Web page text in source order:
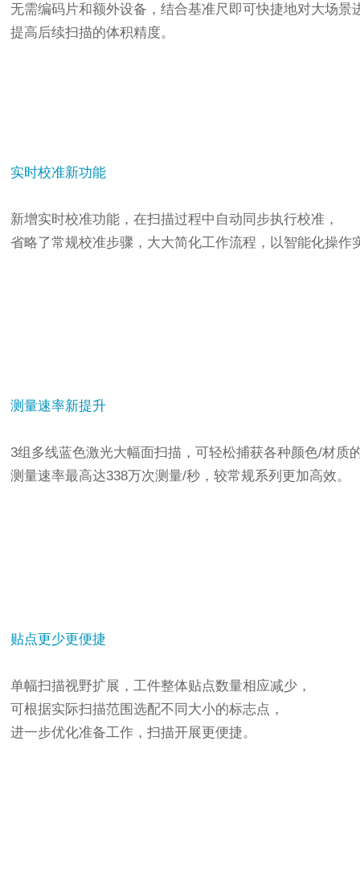
无需编码片和额外设备，结合基准尺即可快捷地对大场景
提高后续扫描的体积精度。
实时校准新功能
新增实时校准功能，在扫描过程中自动同步执行校准，
省略了常规校准步骤，大大简化工作流程，以智能化操作
测量速率新提升
3组多线蓝色激光大幅面扫描，可轻松捕获各种颜色/材质
测量速率最高达338万次测量/秒，较常规系列更加高效。
贴点更少更便捷
单幅扫描视野扩展，工件整体贴点数量相应减少，
可根据实际扫描范围选配不同大小的标志点，
进一步优化准备工作，扫描开展更便捷。